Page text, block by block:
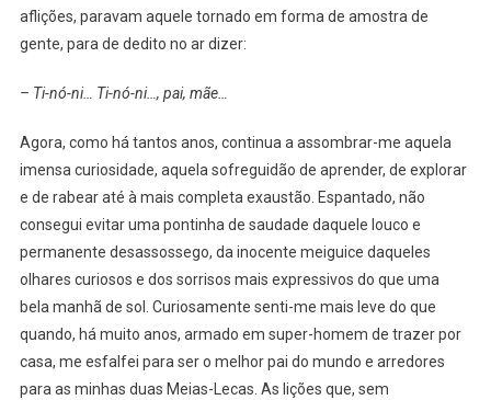
aflições, paravam aquele tornado em forma de amostra de
gente, para de dedito no ar dizer:
– Ti-nó-ni… Ti-nó-ni…, pai, mãe…
Agora, como há tantos anos, continua a assombrar-me aquela
imensa curiosidade, aquela sofreguidão de aprender, de explorar
e de rabear até à mais completa exaustão. Espantado, não
consegui evitar uma pontinha de saudade daquele louco e
permanente desassossego, da inocente meiguice daqueles
olhares curiosos e dos sorrisos mais expressivos do que uma
bela manhã de sol. Curiosamente senti-me mais leve do que
quando, há muito anos, armado em super-homem de trazer por
casa, me esfalfei para ser o melhor pai do mundo e arredores
para as minhas duas Meias-Lecas. As lições que, sem